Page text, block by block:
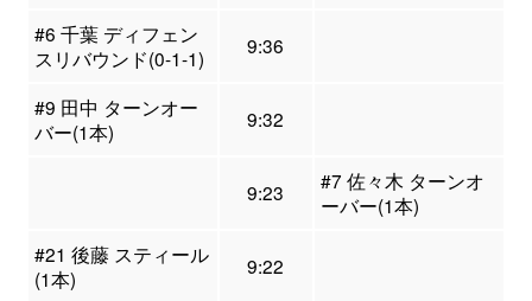
#6 千葉 ディフェン
スリバウンド(0-1-1)
9:36
#9 田中 ターンオー
バー(1本)
9:32
9:23
#7 佐々木 ターンオ
ーバー(1本)
#21 後藤 スティール
(1本)
9:22